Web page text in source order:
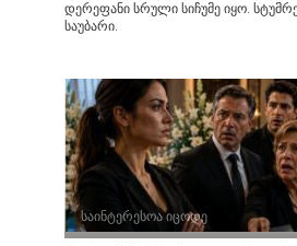
დერეფანი სრული სიჩუმე იყო.
საუბარი.
საინტერესოა იცოდე